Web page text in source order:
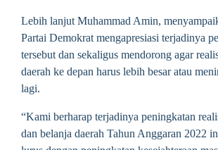
Lebih lanjut Muhammad Amin,
Partai Demokrat mengapresiasi terjadinya
tersebut dan sekaligus mendorong agar
daerah ke depan harus lebih besar atau
lagi.
“Kami berharap terjadinya peningkatan
dan belanja daerah Tahun Anggaran 2022